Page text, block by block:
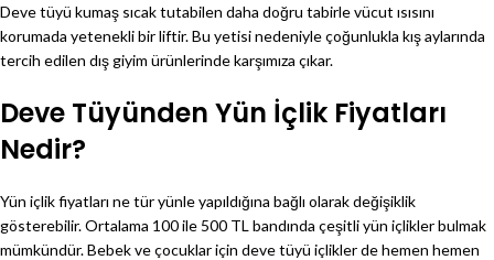
Deve tüyü kumaş sıcak tutabilen daha doğru tabirle vücut ısısını
korumada yetenekli bir liftir. Bu yetisi nedeniyle çoğunlukla kış aylarında
tercih edilen dış giyim ürünlerinde karşımıza çıkar.
Deve Tüyünden Yün İçlik Fiyatları
Nedir?
Yün içlik fiyatları ne tür yünle yapıldığına bağlı olarak değişiklik
gösterebilir. Ortalama 100 ile 500 TL bandında çeşitli yün içlikler bulmak
mümkündür. Bebek ve çocuklar için deve tüyü içlikler de hemen hemen